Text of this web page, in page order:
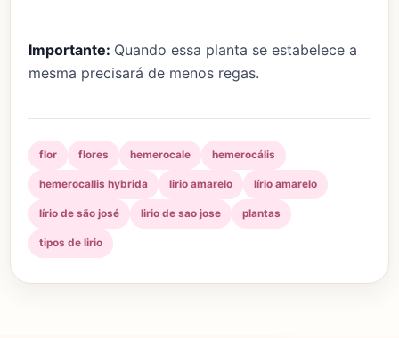
Importante: Quando essa planta se estabelece a
mesma precisará de menos regas.
flor flores hemerocale hemerocális
hemerocallis hybrida lirio amarelo lírio amarelo
lírio de são josé lirio de sao jose plantas
tipos de lirio